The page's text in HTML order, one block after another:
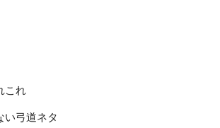
これ
い弓道ネタ